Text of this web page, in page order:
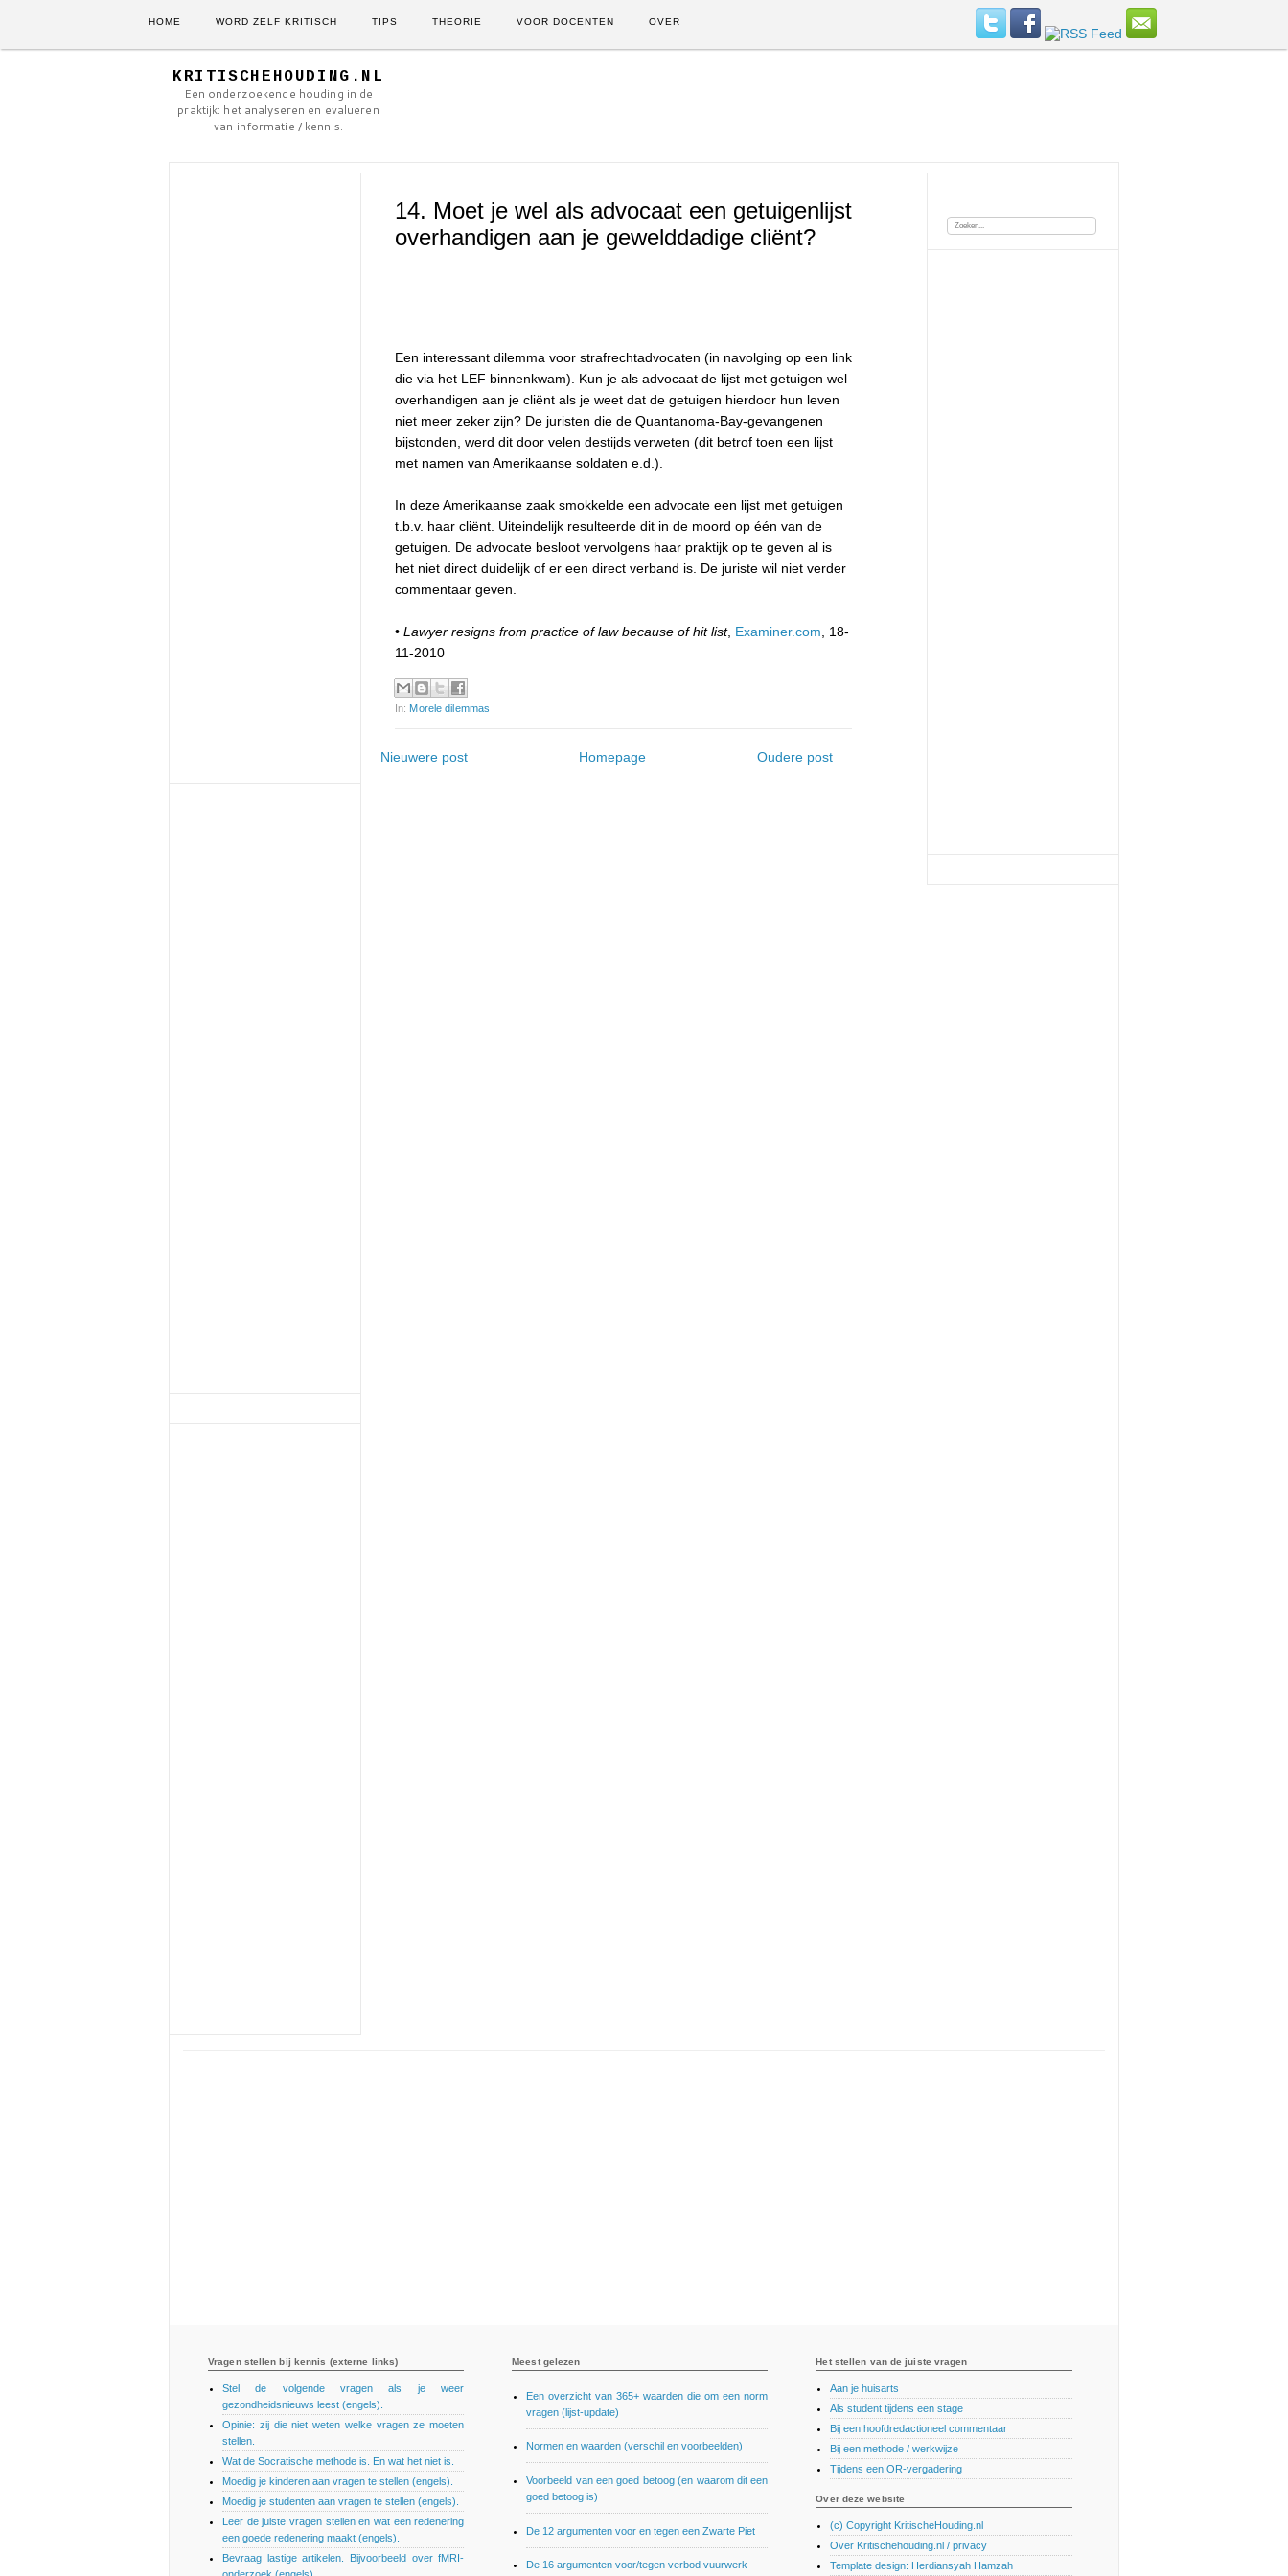
HOME WORD ZELF KRITISCH TIPS THEORIE VOOR DOCENTEN OVER
KRITISCHEHOUDING.NL
Een onderzoekende houding in de
praktijk: het analyseren en evalueren
van informatie / kennis.
14. Moet je wel als advocaat een getuigenlijst
overhandigen aan je gewelddadige cliënt?
Een interessant dilemma voor strafrechtadvocaten (in navolging op een link
die via het LEF binnenkwam). Kun je als advocaat de lijst met getuigen wel
overhandigen aan je cliënt als je weet dat de getuigen hierdoor hun leven
niet meer zeker zijn? De juristen die de Quantanoma-Bay-gevangenen
bijstonden, werd dit door velen destijds verweten (dit betrof toen een lijst
met namen van Amerikaanse soldaten e.d.).
In deze Amerikaanse zaak smokkelde een advocate een lijst met getuigen
t.b.v. haar cliënt. Uiteindelijk resulteerde dit in de moord op één van de
getuigen. De advocate besloot vervolgens haar praktijk op te geven al is
het niet direct duidelijk of er een direct verband is. De juriste wil niet verder
commentaar geven.
• Lawyer resigns from practice of law because of hit list, Examiner.com , 18-
11-2010
In: Morele dilemmas
Nieuwere post Oudere post
Homepage
Vragen stellen bij kennis (externe links)
Stel de volgende vragen als je weer
gezondheidsnieuws leest (engels).
Opinie: zij die niet weten welke vragen ze moeten
stellen.
Wat de Socratische methode is. En wat het niet is.
Moedig je kinderen aan vragen te stellen (engels).
Moedig je studenten aan vragen te stellen (engels).
Leer de juiste vragen stellen en wat een redenering
een goede redenering maakt (engels).
Bevraag lastige artikelen. Bijvoorbeeld over fMRI-
Meest gelezen
Een overzicht van 365+ waarden die om een norm
vragen (lijst-update)
Normen en waarden (verschil en voorbeelden)
Voorbeeld van een goed betoog (en waarom dit een
goed betoog is)
De 12 argumenten voor en tegen een Zwarte Piet
De 16 argumenten voor/tegen verbod vuurwerk
Het stellen van de juiste vragen
Aan je huisarts
Als student tijdens een stage
Bij een hoofdredactioneel commentaar
Bij een methode / werkwijze
Tijdens een OR-vergadering
Over deze website
(c) Copyright KritischeHouding.nl
Over Kritischehouding.nl / privacy
Template design: Herdiansyah Hamzah